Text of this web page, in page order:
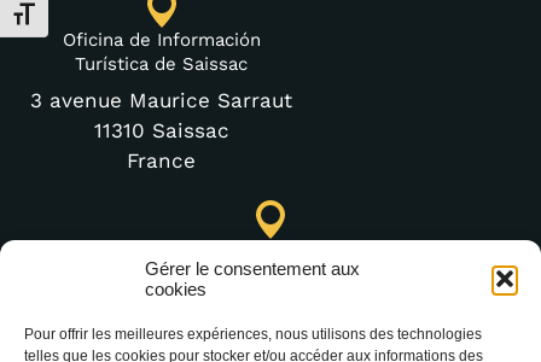
Gérer le consentement aux
cookies
Pour offrir les meilleures expériences, nous utilisons des technologies
telles que les cookies pour stocker et/ou accéder aux informations des
Alternar tamaño de letra
Oficina de Información
Turística de Saissac
3 avenue Maurice Sarraut
11310 Saissac
France
4 moulin bas,